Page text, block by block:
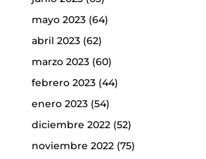
mayo 2023(64)
abril 2023(62)
marzo 2023(60)
febrero 2023(44)
enero 2023(54)
diciembre 2022(52)
noviembre 2022(75)